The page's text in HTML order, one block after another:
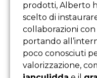
prodotti, Alberto
scelto di
collaborazioni
portando
poco conosciuti
valorizzazione,